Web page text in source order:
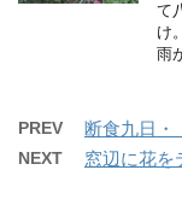
て
け
雨
PREV 断食九日・
NEXT 窓辺に花を